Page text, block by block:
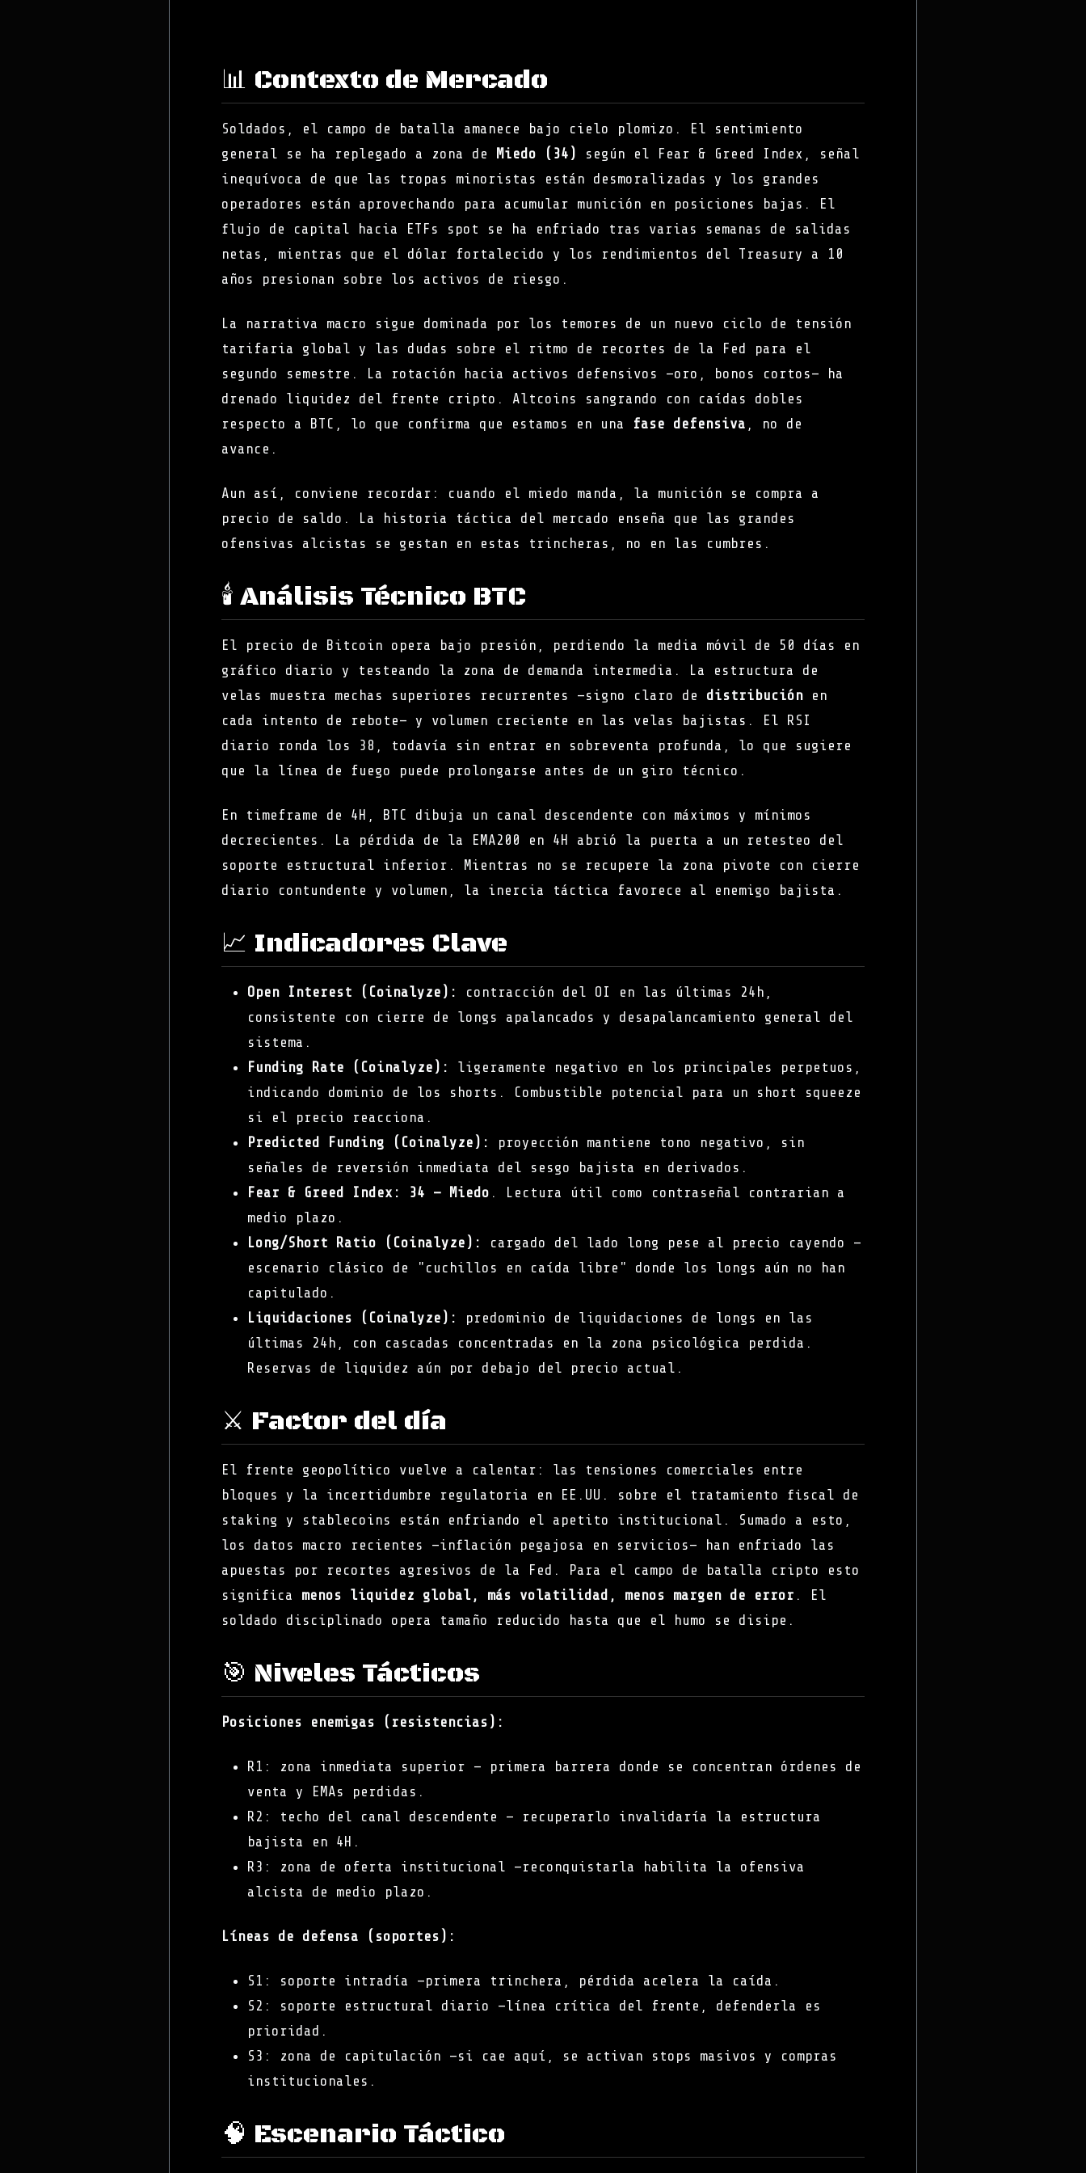
📊 Contexto de Mercado
Soldados, el campo de batalla amanece bajo cielo plomizo. El sentimiento
general se ha replegado a zona de Miedo (34) según el Fear & Greed Index, señal
inequívoca de que las tropas minoristas están desmoralizadas y los grandes
operadores están aprovechando para acumular munición en posiciones bajas. El
flujo de capital hacia ETFs spot se ha enfriado tras varias semanas de salidas
netas, mientras que el dólar fortalecido y los rendimientos del Treasury a 10
años presionan sobre los activos de riesgo.
La narrativa macro sigue dominada por los temores de un nuevo ciclo de tensión
tarifaria global y las dudas sobre el ritmo de recortes de la Fed para el
segundo semestre. La rotación hacia activos defensivos —oro, bonos cortos— ha
drenado liquidez del frente cripto. Altcoins sangrando con caídas dobles
respecto a BTC, lo que confirma que estamos en una fase defensiva , no de
avance.
Aun así, conviene recordar: cuando el miedo manda, la munición se compra a
precio de saldo. La historia táctica del mercado enseña que las grandes
ofensivas alcistas se gestan en estas trincheras, no en las cumbres.
🕯️ Análisis Técnico BTC
El precio de Bitcoin opera bajo presión, perdiendo la media móvil de 50 días en
gráfico diario y testeando la zona de demanda intermedia. La estructura de
velas muestra mechas superiores recurrentes —signo claro de distribución en
cada intento de rebote— y volumen creciente en las velas bajistas. El RSI
diario ronda los 38, todavía sin entrar en sobreventa profunda, lo que sugiere
que la línea de fuego puede prolongarse antes de un giro técnico.
En timeframe de 4H, BTC dibuja un canal descendente con máximos y mínimos
decrecientes. La pérdida de la EMA200 en 4H abrió la puerta a un retesteo del
soporte estructural inferior. Mientras no se recupere la zona pivote con cierre
diario contundente y volumen, la inercia táctica favorece al enemigo bajista.
📈 Indicadores Clave
Open Interest (Coinalyze):
contracción del OI en las últimas 24h,
consistente con cierre de longs apalancados y desapalancamiento general del
sistema.
Funding Rate (Coinalyze):
ligeramente negativo en los principales perpetuos,
indicando dominio de los shorts. Combustible potencial para un short squeeze
si el precio reacciona.
Predicted Funding (Coinalyze):
proyección mantiene tono negativo, sin
señales de reversión inmediata del sesgo bajista en derivados.
Fear & Greed Index:
34 — Miedo . Lectura útil como contraseñal contrarian a
medio plazo.
Long/Short Ratio (Coinalyze):
cargado del lado long pese al precio cayendo —
escenario clásico de "cuchillos en caída libre" donde los longs aún no han
capitulado.
Liquidaciones (Coinalyze):
predominio de liquidaciones de longs en las
últimas 24h, con cascadas concentradas en la zona psicológica perdida.
Reservas de liquidez aún por debajo del precio actual.
⚔️ Factor del día
El frente geopolítico vuelve a calentar: las tensiones comerciales entre
bloques y la incertidumbre regulatoria en EE.UU. sobre el tratamiento fiscal de
staking y stablecoins están enfriando el apetito institucional. Sumado a esto,
los datos macro recientes —inflación pegajosa en servicios— han enfriado las
apuestas por recortes agresivos de la Fed. Para el campo de batalla cripto esto
significa menos liquidez global, más volatilidad, menos margen de error . El
soldado disciplinado opera tamaño reducido hasta que el humo se disipe.
🎯 Niveles Tácticos
Posiciones enemigas (resistencias):
R1: zona inmediata superior — primera barrera donde se concentran órdenes de
venta y EMAs perdidas.
R2: techo del canal descendente — recuperarlo invalidaría la estructura
bajista en 4H.
R3: zona de oferta institucional —reconquistarla habilita la ofensiva
alcista de medio plazo.
Líneas de defensa (soportes):
S1: soporte intradía —primera trinchera, pérdida acelera la caída.
S2: soporte estructural diario —línea crítica del frente, defenderla es
prioridad.
S3: zona de capitulación —si cae aquí, se activan stops masivos y compras
institucionales.
🧠 Escenario Táctico